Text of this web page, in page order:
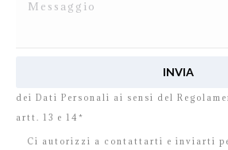
dei Dati Personali ai sensi del
artt. 13 e 14*
Ci autorizzi a contattarti e inviarti